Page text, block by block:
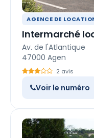
AGENCE DE
Intermarché
Av. de l'Atlantique
47000 Agen
2 avis
Voir le numéro